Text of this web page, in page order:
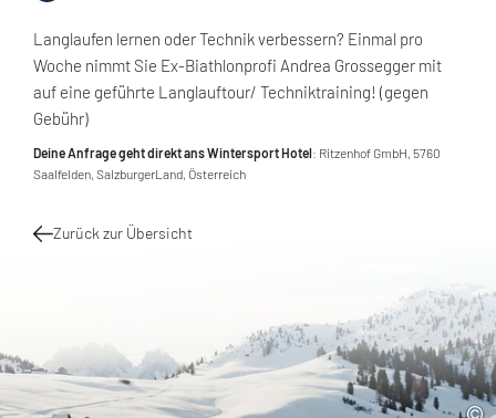
Langlaufen lernen oder Technik verbessern? Einmal pro
Woche nimmt Sie Ex-Biathlonprofi Andrea Grossegger mit
auf eine geführte Langlauftour/ Techniktraining! (gegen
Gebühr)
Deine Anfrage geht direkt ans Wintersport Hotel: Ritzenhof GmbH, 5760
Saalfelden, SalzburgerLand, Österreich
Zurück zur Übersicht